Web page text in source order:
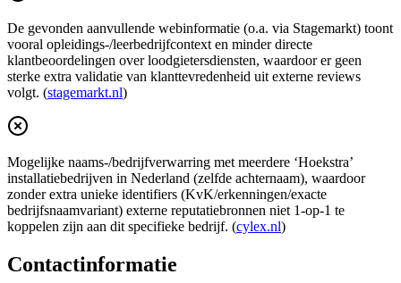
De gevonden aanvullende webinformatie (o.a. via Stagemarkt) toont
vooral opleidings-/leerbedrijfcontext en minder directe
klantbeoordelingen over loodgietersdiensten, waardoor er geen
sterke extra validatie van klanttevredenheid uit externe reviews
volgt. (stagemarkt.nl)
Mogelijke naams-/bedrijfverwarring met meerdere ‘Hoekstra’
installatiebedrijven in Nederland (zelfde achternaam), waardoor
zonder extra unieke identifiers (KvK/erkenningen/exacte
bedrijfsnaamvariant) externe reputatiebronnen niet 1-op-1 te
koppelen zijn aan dit specifieke bedrijf. (cylex.nl)
Contactinformatie